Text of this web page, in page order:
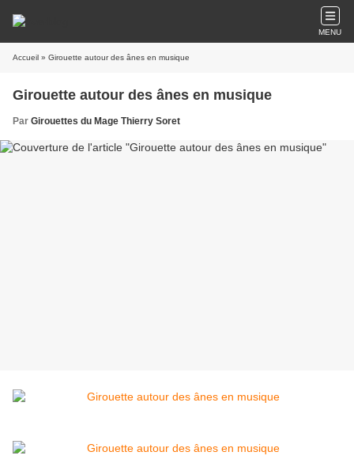
MENU
Accueil » Girouette autour des ânes en musique
Girouette autour des ânes en musique
Par Girouettes du Mage Thierry Soret